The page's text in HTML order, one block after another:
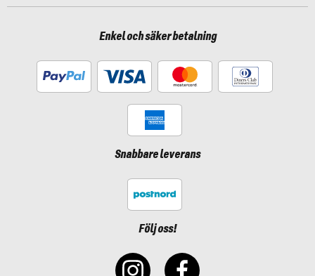
Enkel och säker betalning
Snabbare leverans
Följ oss!